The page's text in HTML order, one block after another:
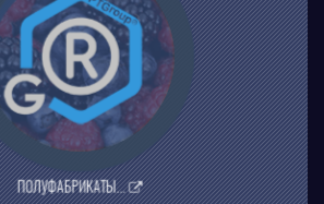
ЯГОДНЫЕ И
ФРУКТОВЫЕ
ПОДУФАБРИКАТЫ
В РАЗДЕЛ
OPT GROUP
®
ПОЛУФАБРИКАТЫ...